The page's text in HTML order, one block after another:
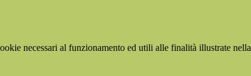
necessari al funzionamento ed utili alle finalità illustrate nella